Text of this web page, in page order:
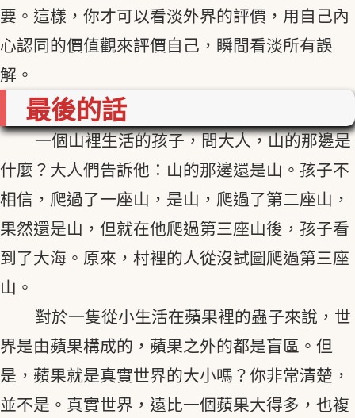
要。這樣，你才可以看淡外界的評價，用自己內
心認同的價值觀來評價自己，瞬間看淡所有誤
解。
最後的話
一個山裡生活的孩子，問大人，山的那邊是
什麼？大人們告訴他：山的那邊還是山。孩子不
相信，爬過了一座山，是山，爬過了第二座山，
果然還是山，但就在他爬過第三座山後，孩子看
到了大海。原來，村裡的人從沒試圖爬過第三座
山。
對於一隻從小生活在蘋果裡的蟲子來說，世
界是由蘋果構成的，蘋果之外的都是盲區。但
是，蘋果就是真實世界的大小嗎？你非常清楚，
並不是。真實世界，遠比一個蘋果大得多，也複